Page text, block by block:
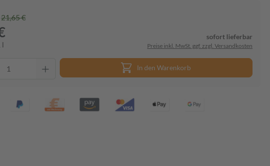
21,65 €
l
sofort lieferbar
Preise inkl. MwSt. ggf. zzgl. Versandkosten
In den Warenkorb